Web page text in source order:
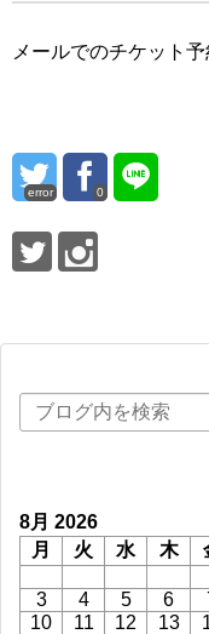
メールでのチケット
error 0
8月 2026
月
火 水 木
3
4 5 6
10
11 12 13